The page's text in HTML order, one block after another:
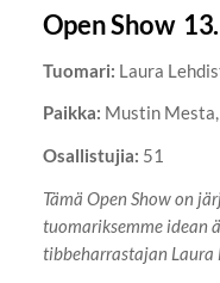
Open Show
Tuomari: Laura
Paikka: Mustin
Osallistujia: 51
Tämä Open Show on
tuomariksemme idean
tibbeharrastajan Laura